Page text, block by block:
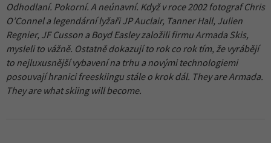
Odhodlaní. Pokorní. A neúnavní. Když v roce 2002 fotograf Chris
O’Connel a legendární lyžaři JP Auclair, Tanner Hall, Julien
Regnier, JF Cusson a Boyd Easley založili firmu Armada Skis,
mysleli to vážně. Ostatně dokazují to rok co rok tím, že vyrábějí
to nejluxusnější vybavení na trhu a novými technologiemi
posouvají hranici freeskiingu stále o krok dál. They are Armada.
They are what skiing will become.